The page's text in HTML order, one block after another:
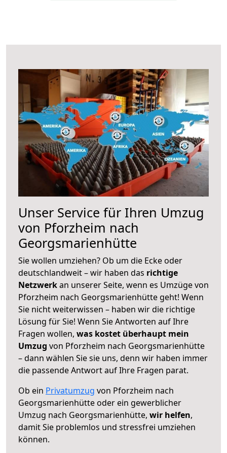
Unser Service für Ihren Umzug
von Pforzheim nach
Georgsmarienhütte
Sie wollen umziehen? Ob um die Ecke oder
deutschlandweit – wir haben das richtige
Netzwerkan unserer Seite, wenn es Umzüge von
Pforzheim nach Georgsmarienhütte geht! Wenn
Sie nicht weiterwissen – haben wir die richtige
Lösung für Sie! Wenn Sie Antworten auf Ihre
Fragen wollen, was kostet überhaupt mein
Umzug von Pforzheim nach Georgsmarienhütte
– dann wählen Sie sie uns, denn wir haben immer
die passende Antwort auf Ihre Fragen parat.
Ob ein Privatumzug von Pforzheim nach
Georgsmarienhütte oder ein gewerblicher
Umzug nach Georgsmarienhütte, wir helfen,
damit Sie problemlos und stressfrei umziehen
können.